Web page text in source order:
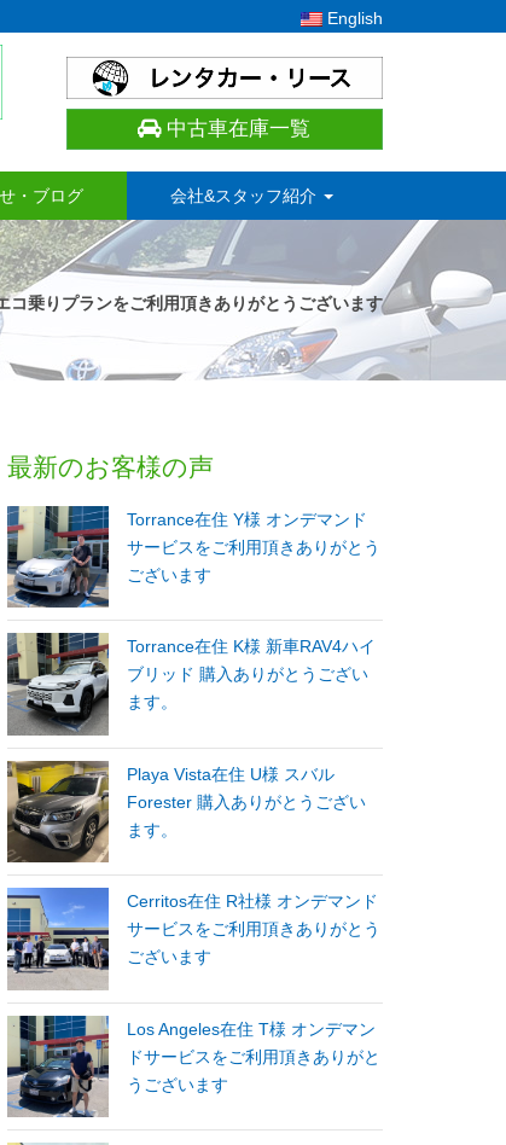
English
中古車在庫一覧
・ブログ 会社&スタッフ紹介
乗りプランをご利用頂きありがとうございます
最新のお客様の声
Torrance在住 Y様 オンデマンド
サービスをご利用頂きありがとう
ございます
Torrance在住 K様 新車RAV4ハイ
ブリッド 購入ありがとうござい
ます。
Playa Vista在住 U様 スバル
Forester 購入ありがとうござい
ます。
Cerritos在住 R社様 オンデマンド
サービスをご利用頂きありがとう
ございます
Los Angeles在住 T様 オンデマン
ドサービスをご利用頂きありがと
うございます